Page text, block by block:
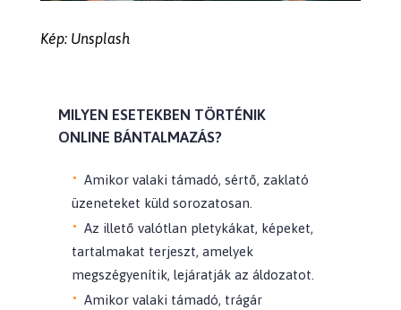
Kép: Unsplash
MILYEN ESETEKBEN TÖRTÉNIK
ONLINE BÁNTALMAZÁS?
Amikor valaki támadó, sértő, zaklató
üzeneteket küld sorozatosan.
Az illető valótlan pletykákat, képeket,
tartalmakat terjeszt, amelyek
megszégyenítik, lejáratják az áldozatot.
Amikor valaki támadó, trágár